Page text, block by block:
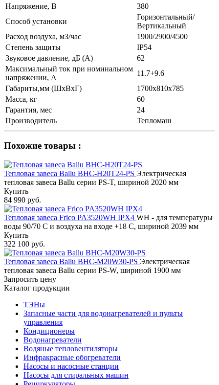
Напряжение, В
380
Способ установки
Горизонтальный/
Вертикальный
Расход воздуха, м3/час
1900/2900/4500
Степень защиты
IP54
Звуковое давление, дБ (A)
62
Максимальный ток при номинальном
напряжении, А
11.7+9.6
Габариты,мм (ШхВхГ)
1700х810х785
Масса, кг
60
Гарантия, мес
24
Производитель
Тепломаш
Похожие товары :
Тепловая завеса Ballu BHC-H20T24-PS Электрическая
тепловая завеса Ballu серии PS-T, шириной 2020 мм
Купить
84 990 руб.
Тепловая завеса Frico PA3520WH IPX4 WH - для температуры
воды 90/70 С и воздуха на входе +18 С, шириной 2039 мм
Купить
322 100 руб.
Тепловая завеса Ballu BHC-M20W30-PS Электрическая
тепловая завеса Ballu серии PS-W, шириной 1900 мм
Запросить цену
Каталог продукции
ТЭНы
Запасные части для водонагревателей и пульты
управления
Кондиционеры
Водонагреватели
Водяные тепловентиляторы
Инфракрасные обогреватели
Насосы и насосные станции
Насосы для стиральных машин